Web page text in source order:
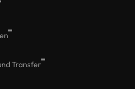
Transfer